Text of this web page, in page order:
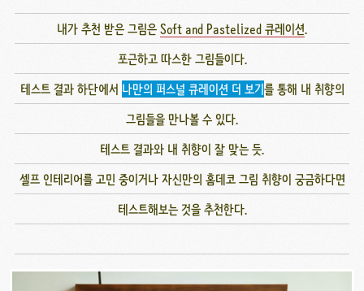
내가 추천 받은 그림은Soft and Pastelized 큐레이션.
포근하고 따스한 그림들이다.
테스트 결과 하단에서 나만의 퍼스널 큐레이션 더 보기를 통해 내 취향의
그림들을 만나볼 수 있다.
테스트 결과와 내 취향이 잘 맞는 듯.
셀프 인테리어를 고민 중이거나 자신만의 홈데코 그림 취향이 궁금하다면
테스트해보는 것을 추천한다.